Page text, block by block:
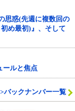
思惑(先週に複数回の
め最初)』、そして
ールと焦点
バックナンバー一覧